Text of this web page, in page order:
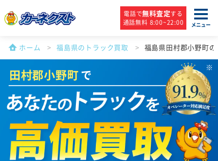
電話で無料査定する
通話無料 8:00~22:00
メニュー
ホーム 福島県のトラック買取 福島県田村郡小野町
田村郡小野町で